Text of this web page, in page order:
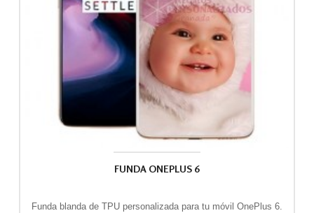
FUNDA ONEPLUS 6
Funda blanda de TPU personalizada para tu móvil OnePlus 6.